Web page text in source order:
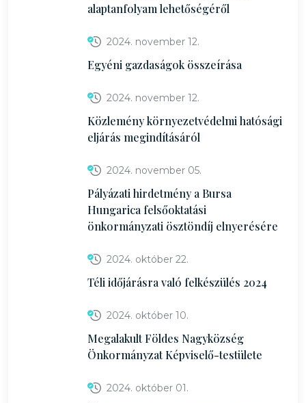
alaptanfolyam lehetőségéről
2024. november 12.
Egyéni gazdaságok összeírása
2024. november 12.
Közlemény környezetvédelmi hatósági
eljárás megindításáról
2024. november 05.
Pályázati hirdetmény a Bursa
Hungarica felsőoktatási
önkormányzati ösztöndíj elnyerésére
2024. október 22.
Téli időjárásra való felkészülés 2024
2024. október 10.
Megalakult Földes Nagyközség
Önkormányzat Képviselő-testülete
2024. október 01.